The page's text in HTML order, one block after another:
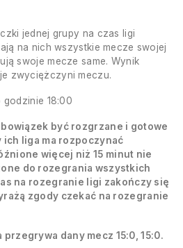
jednej grupy na czas ligi
na nich wszystkie mecze swojej
swoje mecze same. Wynik
zwyciężczyni meczu.
godzinie 18:00
być rozgrzane i gotowe
liga ma rozpoczynać
więcej niż 15 minut nie
do rozegrania wszystkich
na rozegranie ligi zakończy się
zgody czekać na rozegranie
dany mecz 15:0, 15:0.